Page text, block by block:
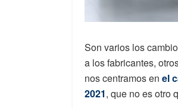
Son varios los
a los fabricantes,
nos centramos en el
2021, que no es otro